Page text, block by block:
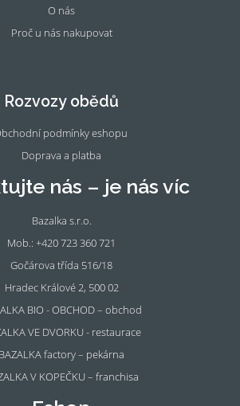
O nás
Proč u nás nakupovat
k
m
Rozvozy obědů
podmínky eshopu
Doprava a platba
nás – je nás víc
Bazalka s.r.o.
Mob.: +420 723 360 721
Gočárova třída 516/18
Hradec Králové 2, 500 02
BIO - OBCHOD – obchod
VE DVORKU - restaurace
BAZALKA factory – pekárna
V KOPEČKU – franchisa